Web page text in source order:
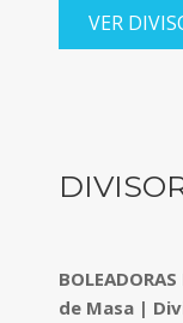
VER
de Masa |